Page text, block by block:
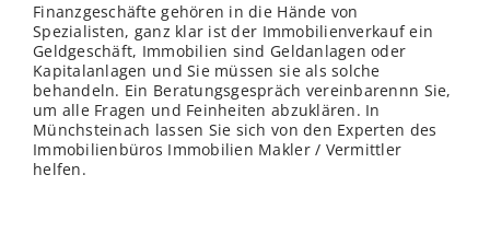
Finanzgeschäfte gehören in die Hände von
Spezialisten, ganz klar ist der Immobilienverkauf ein
Geldgeschäft, Immobilien sind Geldanlagen oder
Kapitalanlagen und Sie müssen sie als solche
behandeln. Ein Beratungsgespräch vereinbarennn Sie,
um alle Fragen und Feinheiten abzuklären. In
Münchsteinach lassen Sie sich von den Experten des
Immobilienbüros Immobilien Makler / Vermittler
helfen.